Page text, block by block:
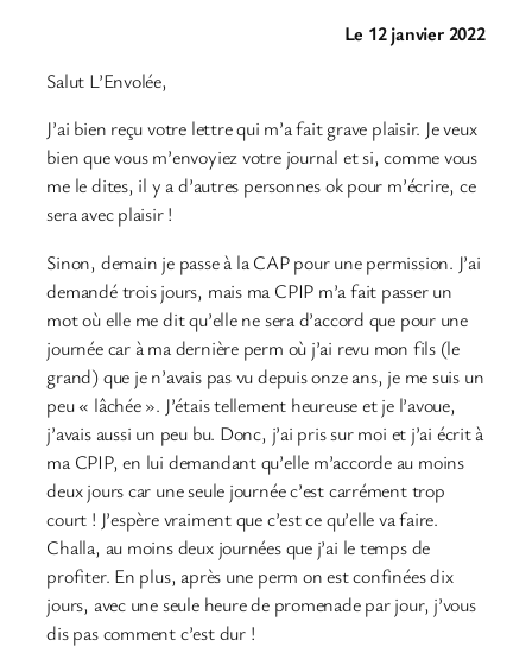
Le 12 janvier 2022
Salut L’Envolée,
J’ai bien reçu votre lettre qui m’a fait grave plaisir. Je veux
bien que vous m’envoyiez votre journal et si, comme vous
me le dites, il y a d’autres personnes ok pour m’écrire, ce
sera avec plaisir !
Sinon, demain je passe à la CAP pour une permission. J’ai
demandé trois jours, mais ma CPIP m’a fait passer un
mot où elle me dit qu’elle ne sera d’accord que pour une
journée car à ma dernière perm où j’ai revu mon fils (le
grand) que je n’avais pas vu depuis onze ans, je me suis un
peu « lâchée ». J’étais tellement heureuse et je l’avoue,
j’avais aussi un peu bu. Donc, j’ai pris sur moi et j’ai écrit à
ma CPIP, en lui demandant qu’elle m’accorde au moins
deux jours car une seule journée c’est carrément trop
court ! J’espère vraiment que c’est ce qu’elle va faire.
Challa, au moins deux journées que j’ai le temps de
profiter. En plus, après une perm on est confinées dix
jours, avec une seule heure de promenade par jour, j’vous
dis pas comment c’est dur !